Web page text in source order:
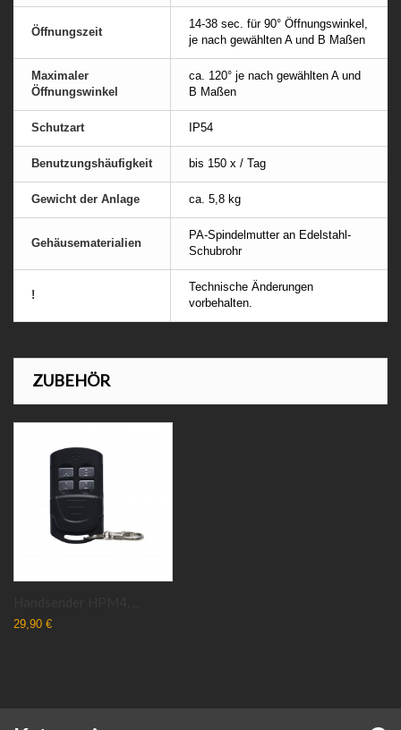
Öffnungszeit
14-38 sec. für 90° Öffnungswinkel,
je nach gewählten A und B Maßen
Maximaler
Öffnungswinkel
ca. 120° je nach gewählten A und
B Maßen
Schutzart IP54
Benutzungshäufigkeit bis 150 x / Tag
Gewicht der Anlage ca. 5,8 kg
Gehäusematerialien
PA-Spindelmutter an Edelstahl-
Schubrohr
!
Technische Änderungen
vorbehalten.
ZUBEHÖR
29,90 €